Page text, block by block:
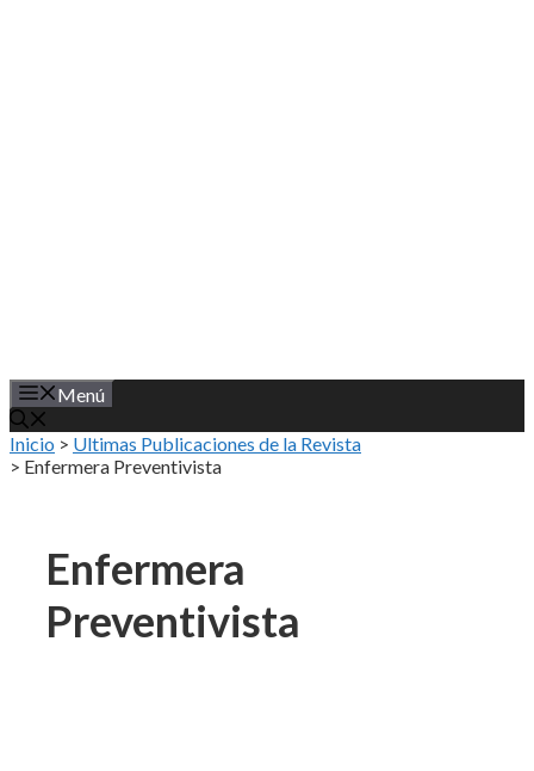
Menú
Inicio > Ultimas Publicaciones de la Revista
> Enfermera Preventivista
Enfermera
Preventivista